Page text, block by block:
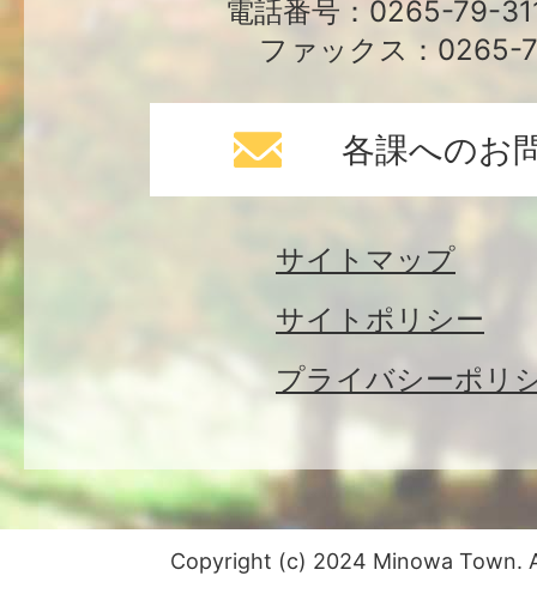
電話番号：0265-79-
ファックス：0265-
各課へのお
サイトマップ
サイトポリシー
プライバシーポリ
Copyright (c) 2024 Minowa Town.